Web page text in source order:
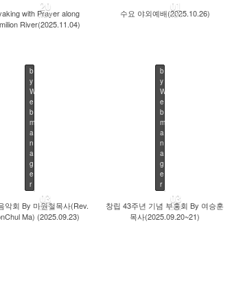
20
NOV
with Prayer along
River(2025.11.04)
01
NOV
수요 야외예배(2025.10.26)
03
OCT
b
y
W
e
b
m
a
n
a
g
e
r
악회 By 마원철목사(Rev.
Ma) (2025.09.23)
03
OCT
b
y
W
e
b
m
a
n
a
g
e
r
창립 43주년 기념 부흥회 By 여승훈
목사(2025.09.20~21)